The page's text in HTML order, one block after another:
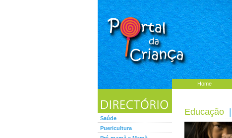
Home
Saúde
Puericultura
Educação